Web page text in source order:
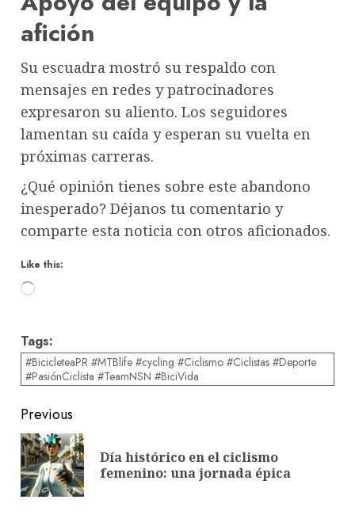
afición
Su escuadra mostró su respaldo con
mensajes en redes y patrocinadores
expresaron su aliento. Los seguidores
lamentan su caída y esperan su vuelta en
próximas carreras.
¿Qué opinión tienes sobre este abandono
inesperado? Déjanos tu comentario y
comparte esta noticia con otros aficionados.
Like this:
Loading…
Tags:
#BicicleteaPR #MTBlife #cycling #Ciclismo #Ciclistas #Deporte
#PasiónCiclista #TeamNSN #BiciVida
Post
navigation
Previous
Día histórico en el ciclismo
femenino: una jornada épica